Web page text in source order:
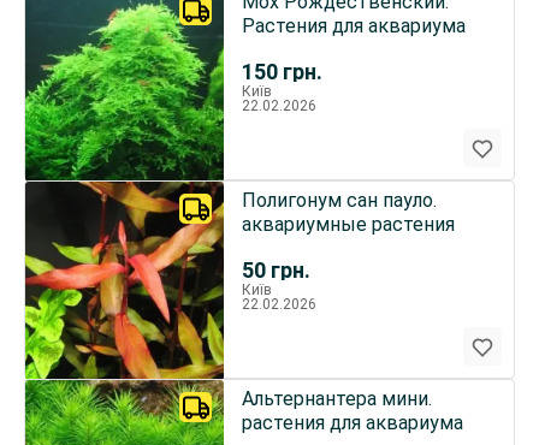
150 грн.
Растения для аквариума
Київ
22.02.2026
50 грн.
Полигонум сан пауло.
аквариумные растения
Київ
22.02.2026
Альтернантера мини.
растения для аквариума